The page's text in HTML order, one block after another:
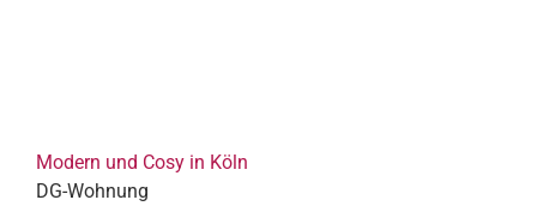
Modern und Cosy in Köln
DG-Wohnung